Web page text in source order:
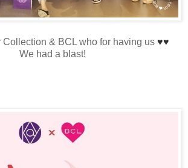
Collection & BCL who for having us ♥♥
We had a blast!